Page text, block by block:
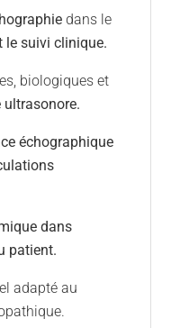
dans le
le suivi clinique.
biologiques et
ultrasonore.
échographique
dans
patient.
adapté au